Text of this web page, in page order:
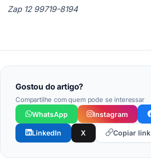
Zap 12 99719-8194
Gostou do artigo?
Compartilhe com quem pode se interessar
WhatsApp Instagram
LinkedIn X Copiar link